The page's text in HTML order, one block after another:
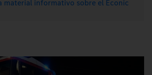
material informativo sobre el Econic